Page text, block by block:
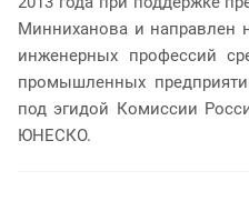
Минниханова и направлен
инженерных профессий
промышленных
под эгидой Комиссии
ЮНЕСКО.